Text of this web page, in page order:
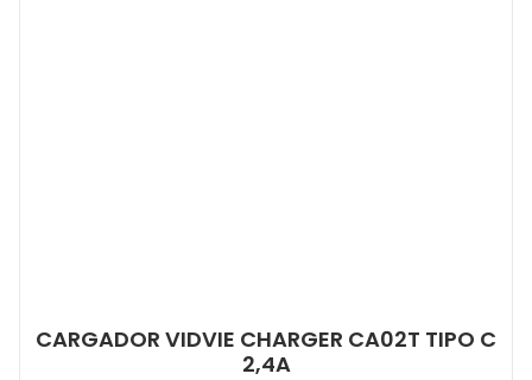
CARGADOR VIDVIE CHARGER CA02T TIPO C
2,4A